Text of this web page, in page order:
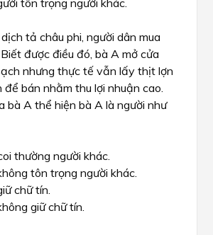
tôn trọng người khác.
tả châu phi, người dân mua
được điều đó, bà A mở cửa
nhưng thực tế vẫn lấy thịt lợn
để bán nhằm thu lợi nhuận cao.
bà A thể hiện bà A là người như
thường người khác.
tôn trọng người khác.
chữ tín.
giữ chữ tín.